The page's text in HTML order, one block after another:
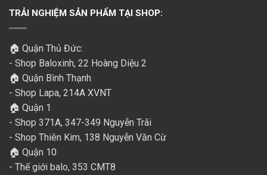
TRẢI NGHIỆM SẢN PHẨM TẠI SHOP:
🏠 Quận Thủ Đức:
- Shop Baloxinh, 22 Hoàng Diệu 2
🏠 Quận Bình Thạnh
- Shop Lapa, 214A XVNT
🏠 Quận 1
- Shop 371A, 347-349 Nguyễn Trãi
- Shop Thiên Kim, 138 Nguyễn Văn Cừ
🏠 Quận 10
- Thế giới balo, 353 CMT8